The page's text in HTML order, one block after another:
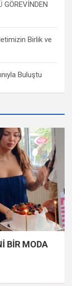
GÖREVİNDEN
Birlik ve
Buluştu
BİR MODA